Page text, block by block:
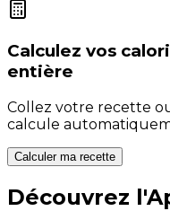
Calculez vos
entière
Collez votre recette
calcule
Calculer ma recette
Découvrez